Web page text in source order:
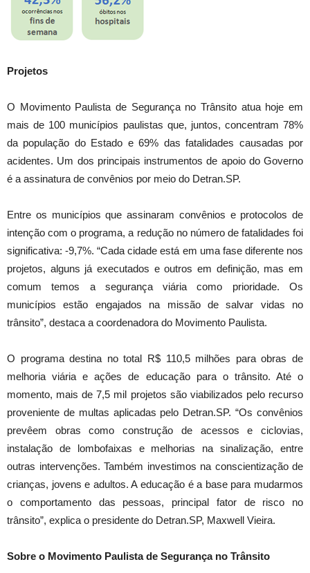
Projetos
O Movimento Paulista de Segurança no Trânsito atua hoje em
mais de 100 municípios paulistas que, juntos, concentram 78%
da população do Estado e 69% das fatalidades causadas por
acidentes. Um dos principais instrumentos de apoio do Governo
é a assinatura de convênios por meio do Detran.SP.
Entre os municípios que assinaram convênios e protocolos de
intenção com o programa, a redução no número de fatalidades foi
significativa: -9,7%. “Cada cidade está em uma fase diferente nos
projetos, alguns já executados e outros em definição, mas em
comum temos a segurança viária como prioridade. Os
municípios estão engajados na missão de salvar vidas no
trânsito”, destaca a coordenadora do Movimento Paulista.
O programa destina no total R$ 110,5 milhões para obras de
melhoria viária e ações de educação para o trânsito. Até o
momento, mais de 7,5 mil projetos são viabilizados pelo recurso
proveniente de multas aplicadas pelo Detran.SP. “Os convênios
prevêem obras como construção de acessos e ciclovias,
instalação de lombofaixas e melhorias na sinalização, entre
outras intervenções. Também investimos na conscientização de
crianças, jovens e adultos. A educação é a base para mudarmos
o comportamento das pessoas, principal fator de risco no
trânsito”, explica o presidente do Detran.SP, Maxwell Vieira.
Sobre o Movimento Paulista de Segurança no Trânsito